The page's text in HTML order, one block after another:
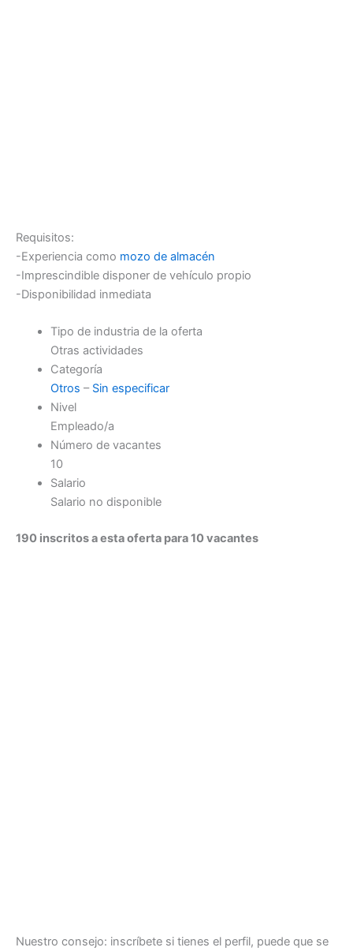
Requisitos:
-Experiencia como mozo de almacén
-Imprescindible disponer de vehículo propio
-Disponibilidad inmediata
Tipo de industria de la oferta
Otras actividades
Categoría
Otros – Sin especificar
Nivel
Empleado/a
Número de vacantes
10
Salario
Salario no disponible
190 inscritos a esta oferta para 10 vacantes
Nuestro consejo: inscríbete si tienes el perfil, puede que se